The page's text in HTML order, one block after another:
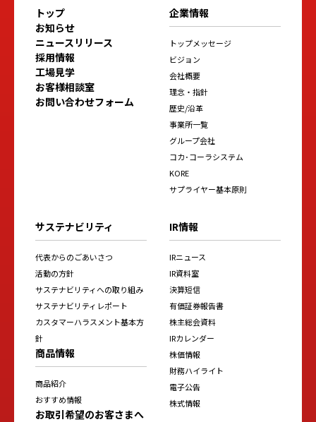
トップ
お知らせ
ニュースリリース
採用情報
工場見学
お客様相談室
お問い合わせフォーム
企業情報
トップメッセージ
ビジョン
会社概要
理念・指針
歴史/沿革
事業所一覧
グループ会社
コカ･コーラシステム
KORE
サプライヤー基本原則
サステナビリティ
代表からのごあいさつ
活動の方針
サステナビリティへの取り組み
サステナビリティレポート
カスタマーハラスメント基本方
針
商品情報
商品紹介
おすすめ情報
お取引希望のお客さまへ
IR情報
IRニュース
IR資料室
決算短信
有価証券報告書
株主総会資料
IRカレンダー
株価情報
財務ハイライト
電子公告
株式情報